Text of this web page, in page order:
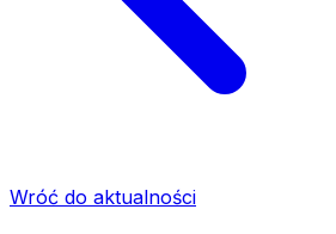
Wróć do aktualności